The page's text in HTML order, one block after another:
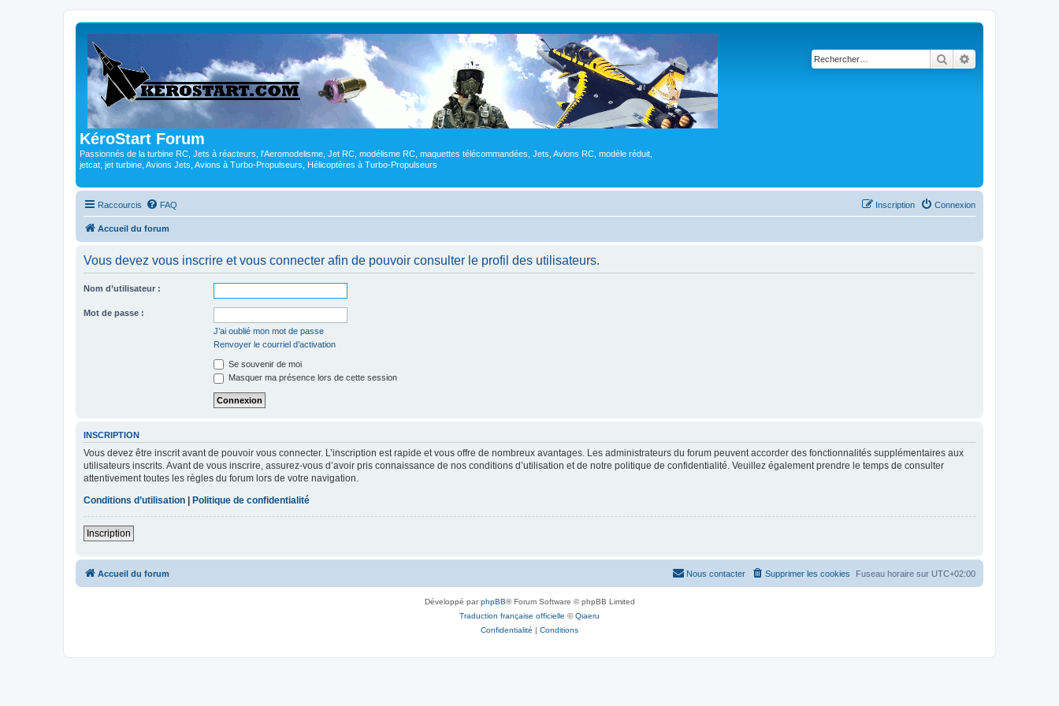
KéroStart Forum
Passionnés de la turbine RC, Jets à réacteurs, l'Aeromodelisme, Jet RC, modélisme RC, maquettes télécommandées, Jets, Avions RC, modèle réduit,
jetcat, jet turbine, Avions Jets, Avions à Turbo-Propulseurs, Hélicoptères à Turbo-Propulseurs
Rechercher
Raccourcis FAQ Connexion
Inscription
Accueil du forum
Vous devez vous inscrire et vous connecter afin de pouvoir consulter le profil des utilisateurs.
Nom d’utilisateur :
Mot de passe :
J’ai oublié mon mot de passe
Renvoyer le courriel d’activation
Se souvenir de moi
Masquer ma présence lors de cette session
INSCRIPTION
Vous devez être inscrit avant de pouvoir vous connecter. L’inscription est rapide et vous offre de nombreux avantages. Les administrateurs du forum peuvent accorder des fonctionnalités supplémentaires aux
utilisateurs inscrits. Avant de vous inscrire, assurez-vous d’avoir pris connaissance de nos conditions d’utilisation et de notre politique de confidentialité. Veuillez également prendre le temps de consulter
attentivement toutes les règles du forum lors de votre navigation.
Conditions d’utilisation
Politique de confidentialité
Inscription
Accueil du forum Fuseau horaire sur UTC+02:00
Supprimer les cookies
Nous contacter
Développé parphpBB® Forum Software © phpBB Limited
Traduction française officielle ©Qiaeru
Confidentialité | Conditions